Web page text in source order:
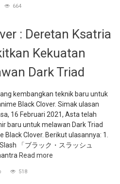
664
: Deretan Ksatria
Kekuatan
Dark Triad
kembangkan teknik baru untuk
Black Clover. Simak ulasan
16 Februari 2021, Asta telah
baru untuk melawan Dark Triad
Black Clover. Berikut ulasannya: 1.
「ブラック・スラッシュ
Read more
518